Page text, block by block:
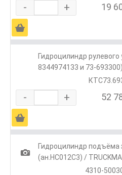
- + 19
Ä
Гидроцилиндр
8344974133 и 73-
- + 52
Ä
1
Гидроцилиндр подъёма
(ан.HC012C3) /
4310-